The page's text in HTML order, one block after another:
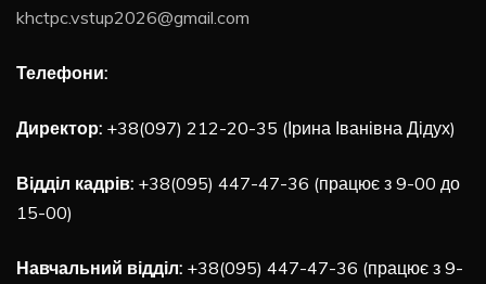
khctpc.vstup2026@gmail.com
Телефони:
Директор: +38(097) 212-20-35 (Ірина Іванівна Дідух)
Відділ кадрів: +38(095) 447-47-36 (працює з 9-00 до
15-00)
Навчальний відділ: +38(095) 447-47-36 (працює з 9-